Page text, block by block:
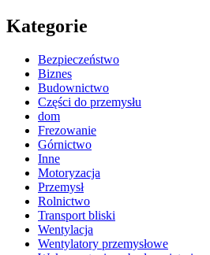
Kategorie
Bezpieczeństwo
Biznes
Budownictwo
Części do przemysłu
dom
Frezowanie
Górnictwo
Inne
Motoryzacja
Przemysł
Rolnictwo
Transport bliski
Wentylacja
Wentylatory przemysłowe